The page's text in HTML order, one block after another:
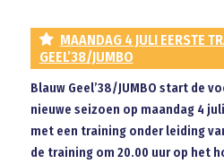
MAANDAG 4 JULI EERSTE
GEEL’38/JUMBO
Blauw Geel’38/JUMBO start de
nieuwe seizoen op maandag 4
met een training onder leiding
de training om 20.00 uur op het